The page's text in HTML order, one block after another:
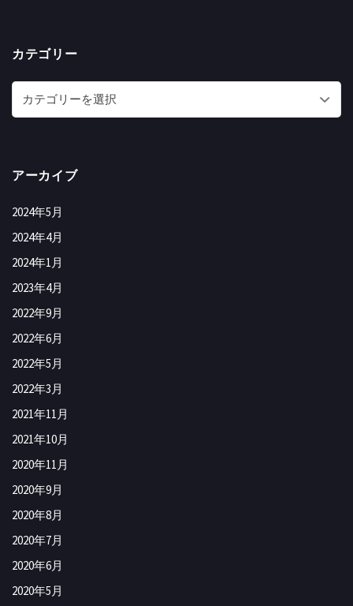
カテゴリー
アーカイブ
2024年5月
2024年4月
2024年1月
2023年4月
2022年9月
2022年6月
2022年5月
2022年3月
2021年11月
2021年10月
2020年11月
2020年9月
2020年8月
2020年7月
2020年6月
2020年5月